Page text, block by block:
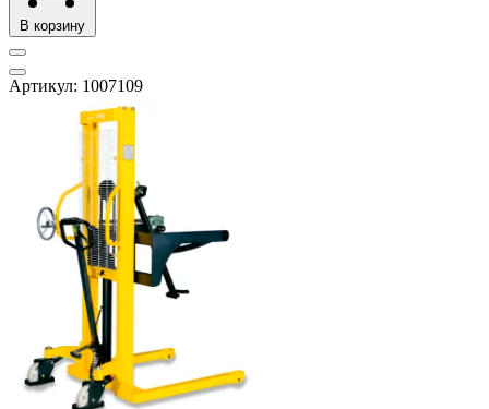
В корзину
Артикул: 1007109